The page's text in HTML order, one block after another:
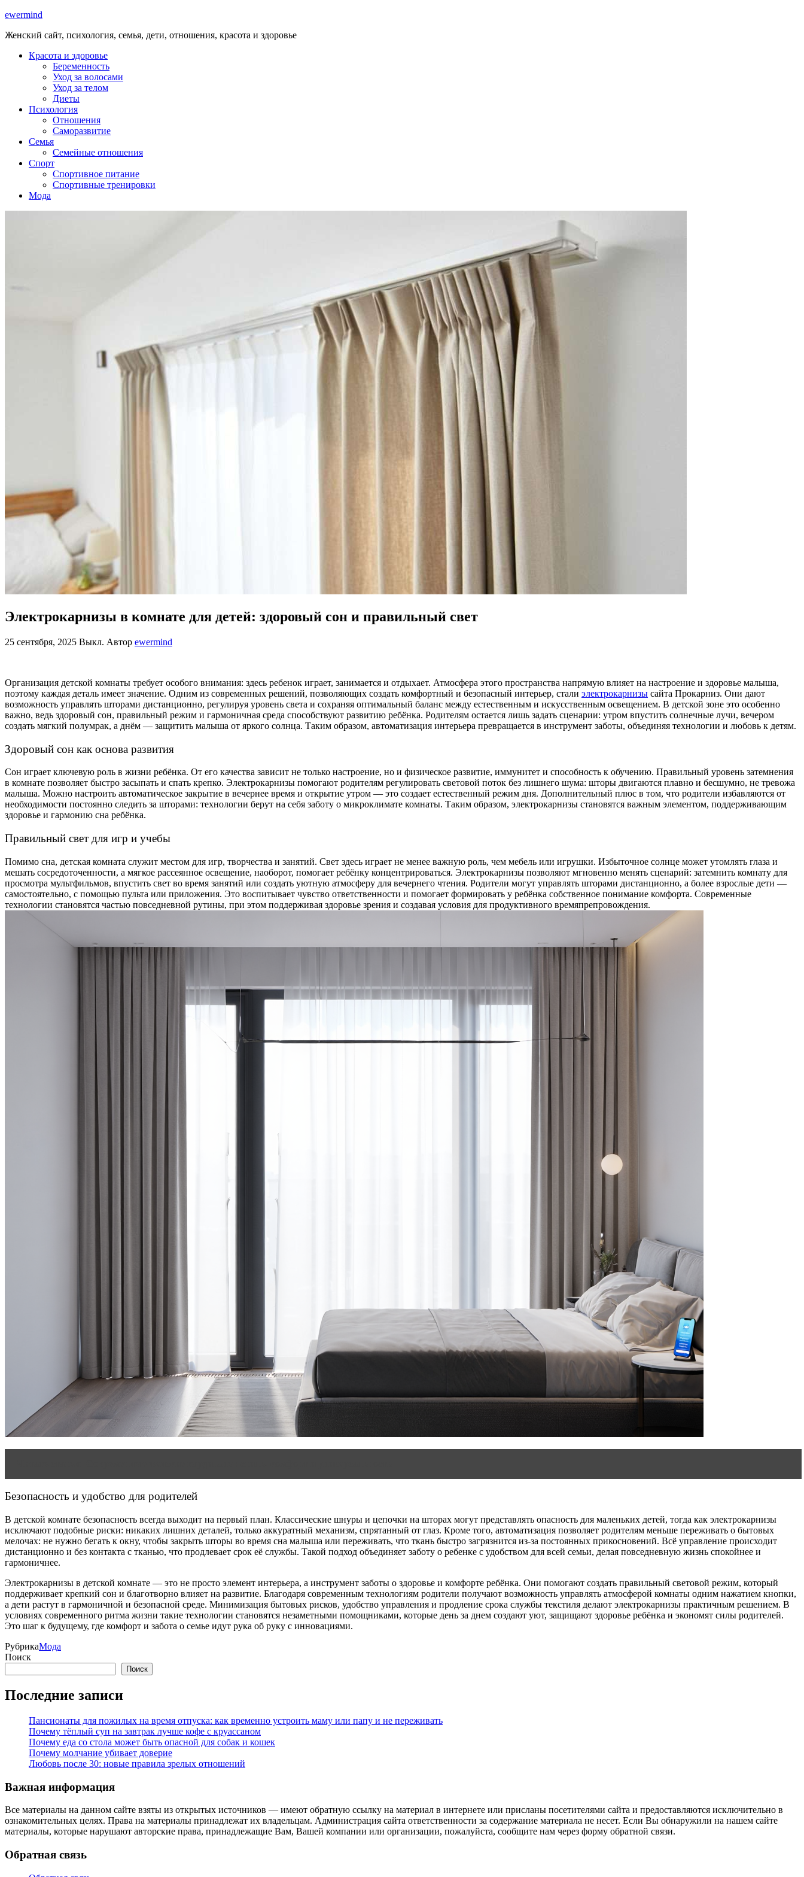
ewermind
Женский сайт, психология, семья, дети, отношения, красота и здоровье
Красота и здоровье
Беременность
Уход за волосами
Уход за телом
Диеты
Психология
Отношения
Саморазвитие
Семья
Семейные отношения
Спорт
Спортивное питание
Спортивные тренировки
Мода
Электрокарнизы в комнате для детей: здоровый сон и правильный свет
25 сентября, 2025 Выкл. Автор ewermind
Организация детской комнаты требует особого внимания: здесь ребенок играет, занимается и отдыхает. Атмосфера этого пространства напрямую влияет на настроение и здоровье малыша,
поэтому каждая деталь имеет значение. Одним из современных решений, позволяющих создать комфортный и безопасный интерьер, стали электрокарнизы сайта Прокарниз. Они дают
возможность управлять шторами дистанционно, регулируя уровень света и сохраняя оптимальный баланс между естественным и искусственным освещением. В детской зоне это особенно
важно, ведь здоровый сон, правильный режим и гармоничная среда способствуют развитию ребёнка. Родителям остается лишь задать сценарии: утром впустить солнечные лучи, вечером
создать мягкий полумрак, а днём — защитить малыша от яркого солнца. Таким образом, автоматизация интерьера превращается в инструмент заботы, объединяя технологии и любовь к детям.
Здоровый сон как основа развития
Сон играет ключевую роль в жизни ребёнка. От его качества зависит не только настроение, но и физическое развитие, иммунитет и способность к обучению. Правильный уровень затемнения
в комнате позволяет быстро засыпать и спать крепко. Электрокарнизы помогают родителям регулировать световой поток без лишнего шума: шторы двигаются плавно и бесшумно, не тревожа
малыша. Можно настроить автоматическое закрытие в вечернее время и открытие утром — это создает естественный режим дня. Дополнительный плюс в том, что родители избавляются от
необходимости постоянно следить за шторами: технологии берут на себя заботу о микроклимате комнаты. Таким образом, электрокарнизы становятся важным элементом, поддерживающим
здоровье и гармонию сна ребёнка.
Правильный свет для игр и учебы
Помимо сна, детская комната служит местом для игр, творчества и занятий. Свет здесь играет не менее важную роль, чем мебель или игрушки. Избыточное солнце может утомлять глаза и
мешать сосредоточенности, а мягкое рассеянное освещение, наоборот, помогает ребёнку концентрироваться. Электрокарнизы позволяют мгновенно менять сценарий: затемнить комнату для
просмотра мультфильмов, впустить свет во время занятий или создать уютную атмосферу для вечернего чтения. Родители могут управлять шторами дистанционно, а более взрослые дети —
самостоятельно, с помощью пульта или приложения. Это воспитывает чувство ответственности и помогает формировать у ребёнка собственное понимание комфорта. Современные
технологии становятся частью повседневной рутины, при этом поддерживая здоровье зрения и создавая условия для продуктивного времяпрепровождения.
Безопасность и удобство для родителей
В детской комнате безопасность всегда выходит на первый план. Классические шнуры и цепочки на шторах могут представлять опасность для маленьких детей, тогда как электрокарнизы
исключают подобные риски: никаких лишних деталей, только аккуратный механизм, спрятанный от глаз. Кроме того, автоматизация позволяет родителям меньше переживать о бытовых
мелочах: не нужно бегать к окну, чтобы закрыть шторы во время сна малыша или переживать, что ткань быстро загрязнится из-за постоянных прикосновений. Всё управление происходит
дистанционно и без контакта с тканью, что продлевает срок её службы. Такой подход объединяет заботу о ребенке с удобством для всей семьи, делая повседневную жизнь спокойнее и
гармоничнее.
Электрокарнизы в детской комнате — это не просто элемент интерьера, а инструмент заботы о здоровье и комфорте ребёнка. Они помогают создать правильный световой режим, который
поддерживает крепкий сон и благотворно влияет на развитие. Благодаря современным технологиям родители получают возможность управлять атмосферой комнаты одним нажатием кнопки,
а дети растут в гармоничной и безопасной среде. Минимизация бытовых рисков, удобство управления и продление срока службы текстиля делают электрокарнизы практичным решением. В
условиях современного ритма жизни такие технологии становятся незаметными помощниками, которые день за днем создают уют, защищают здоровье ребёнка и экономят силы родителей.
Это шаг к будущему, где комфорт и забота о семье идут рука об руку с инновациями.
РубрикаМода
Поиск
Поиск
Последние записи
Пансионаты для пожилых на время отпуска: как временно устроить маму или папу и не переживать
Почему тёплый суп на завтрак лучше кофе с круассаном
Почему еда со стола может быть опасной для собак и кошек
Почему молчание убивает доверие
Любовь после 30: новые правила зрелых отношений
Важная информация
Все материалы на данном сайте взяты из открытых источников — имеют обратную ссылку на материал в интернете или присланы посетителями сайта и предоставляются исключительно в
ознакомительных целях. Права на материалы принадлежат их владельцам. Администрация сайта ответственности за содержание материала не несет. Если Вы обнаружили на нашем сайте
материалы, которые нарушают авторские права, принадлежащие Вам, Вашей компании или организации, пожалуйста, сообщите нам через форму обратной связи.
Обратная связь